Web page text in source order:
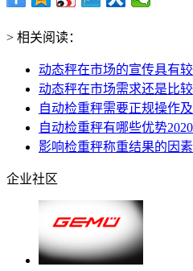
> 相关阅读：
动态秤在市场的宣传具有
动态秤在市场需求还是比
自动检重秤需要正规操作
自动检重秤有哪些优势
影响检重秤称重结果的因
企业社区